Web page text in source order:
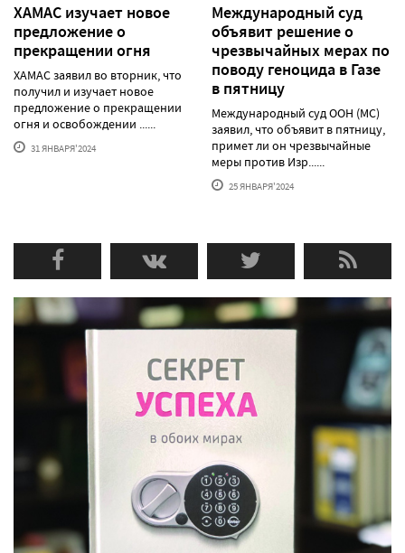
ХАМАС изучает новое
предложение о
прекращении огня
ХАМАС заявил во вторник, что
получил и изучает новое
предложение о прекращении
огня и освобождении ......
31 ЯНВАРЯ'2024
Международный суд
объявит решение о
чрезвычайных мерах по
поводу геноцида в Газе
в пятницу
Международный суд ООН (МС)
заявил, что объявит в пятницу,
примет ли он чрезвычайные
меры против Изр......
25 ЯНВАРЯ'2024